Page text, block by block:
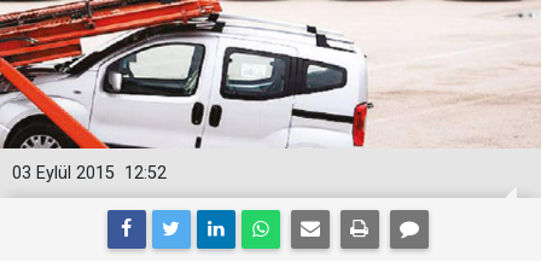
12:52
03 Eylül 2015